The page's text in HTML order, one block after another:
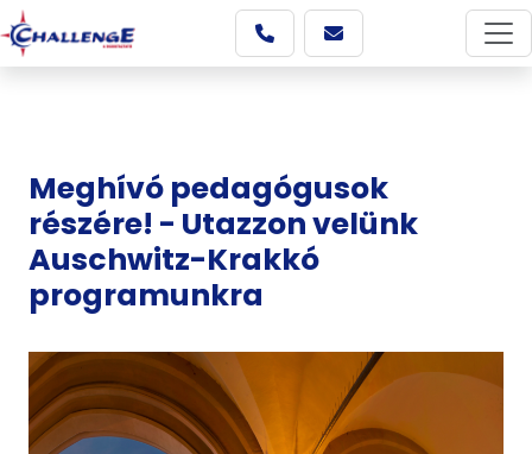
Meghívó pedagógusok
részére! - Utazzon velünk
Auschwitz-Krakkó
programunkra
Képgaléria